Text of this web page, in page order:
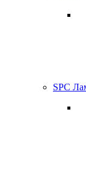
SPC